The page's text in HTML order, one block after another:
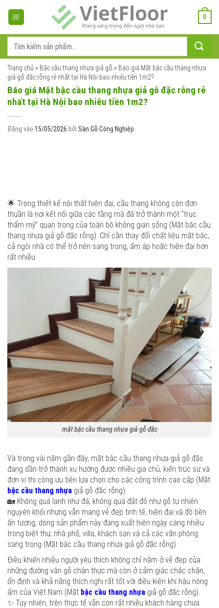
dung
0
kiếm:
Trang chủ » Bậc cầu thang nhựa giả gỗ » Báo giá Mặt bậc cầu thang nhựa
giả gỗ đặc rỗng rẻ nhất tại Hà Nội bao nhiêu tiền 1m2?
Báo giá Mặt bậc cầu thang nhựa giả gỗ đặc rỗng rẻ
nhất tại Hà Nội bao nhiêu tiền 1m2?
Đăng vào 15/05/2026 bởi Sàn Gỗ Công Nghiệp
🌟 Trong thiết kế nội thất hiện đại, cầu thang không còn đơn
thuần là nơi kết nối giữa các tầng mà đã trở thành một “trục
thẩm mỹ” quan trọng của toàn bộ không gian sống (Mặt bậc cầu
thang nhựa giả gỗ đặc rỗng). Chỉ cần thay đổi chất liệu mặt bậc,
cả ngôi nhà có thể trở nên sang trọng, ấm áp hoặc hiện đại hơn
rất nhiều.
mặt bậc cầu thang nhựa giả gỗ đặc
Và trong vài năm gần đây, mặt bậc cầu thang nhựa giả gỗ đặc
đang dần trở thành xu hướng được nhiều gia chủ, kiến trúc sư và
đơn vị thi công ưu tiên lựa chọn cho các công trình cao cấp (Mặt
bậc cầu thang nhựa giả gỗ đặc rỗng).
🏡 Không quá lạnh như đá, không quá đắt đỏ như gỗ tự nhiên
nguyên khối nhưng vẫn mang vẻ đẹp tinh tế, hiện đại và độ bền
ấn tượng, dòng sản phẩm này đang xuất hiện ngày càng nhiều
trong biệt thự, nhà phố, villa, khách sạn và cả các văn phòng
sang trọng (Mặt bậc cầu thang nhựa giả gỗ đặc rỗng).
Điều khiến nhiều người yêu thích không chỉ nằm ở vẻ đẹp của
những đường vân gỗ chân thực mà còn ở cảm giác chắc chắn,
ổn định và khả năng thích nghi rất tốt với điều kiện khí hậu nóng
ẩm của Việt Nam (Mặt bậc cầu thang nhựa giả gỗ đặc rỗng).
✨ Tuy nhiên, trên thực tế vẫn còn rất nhiều khách hàng chưa